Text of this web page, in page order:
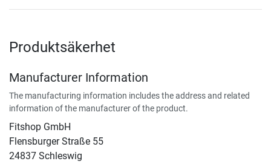
Produktsäkerhet
Manufacturer Information
The manufacturing information includes the address and related
information of the manufacturer of the product.
Fitshop GmbH
Flensburger Straße 55
24837 Schleswig